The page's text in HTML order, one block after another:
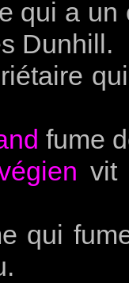
qui a
Dunhill.
fume
vit
qui